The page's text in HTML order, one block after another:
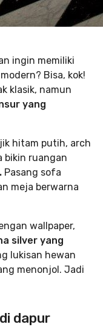
ingin memiliki
Bisa, kok!
klasik, namun
yang
hitam putih, arch
bikin ruangan
Pasang sofa
meja berwarna
wallpaper,
silver yang
lukisan hewan
menonjol. Jadi
dapur